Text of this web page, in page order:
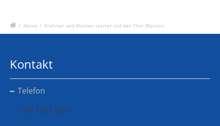
/ Aktive / Krahmer und Klasner starten auf den Thor Masters
Kontakt
Telefon
+49 7181 5811